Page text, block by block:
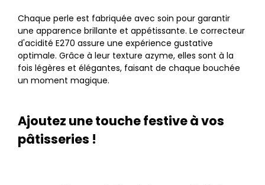
Chaque perle est fabriquée avec soin pour garantir
une apparence brillante et appétissante. Le correcteur
d'acidité E270 assure une expérience gustative
optimale. Grâce à leur texture azyme, elles sont à la
fois légères et élégantes, faisant de chaque bouchée
un moment magique.
Ajoutez une touche festive à vos
pâtisseries !